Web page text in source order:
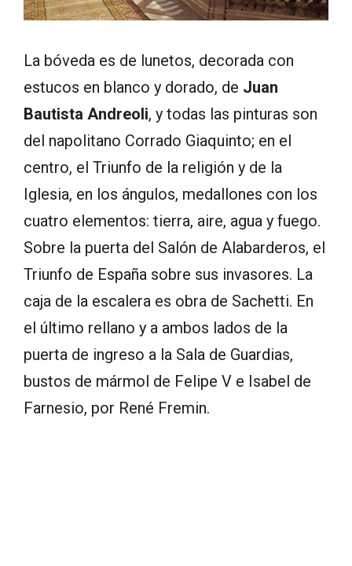
La bóveda es de lunetos, decorada con
estucos en blanco y dorado, de Juan
Bautista Andreoli, y todas las pinturas son
del napolitano Corrado Giaquinto; en el
centro, el Triunfo de la religión y de la
Iglesia, en los ángulos, medallones con los
cuatro elementos: tierra, aire, agua y fuego.
Sobre la puerta del Salón de Alabarderos, el
Triunfo de España sobre sus invasores. La
caja de la escalera es obra de Sachetti. En
el último rellano y a ambos lados de la
puerta de ingreso a la Sala de Guardias,
bustos de mármol de Felipe V e Isabel de
Farnesio, por René Fremin.